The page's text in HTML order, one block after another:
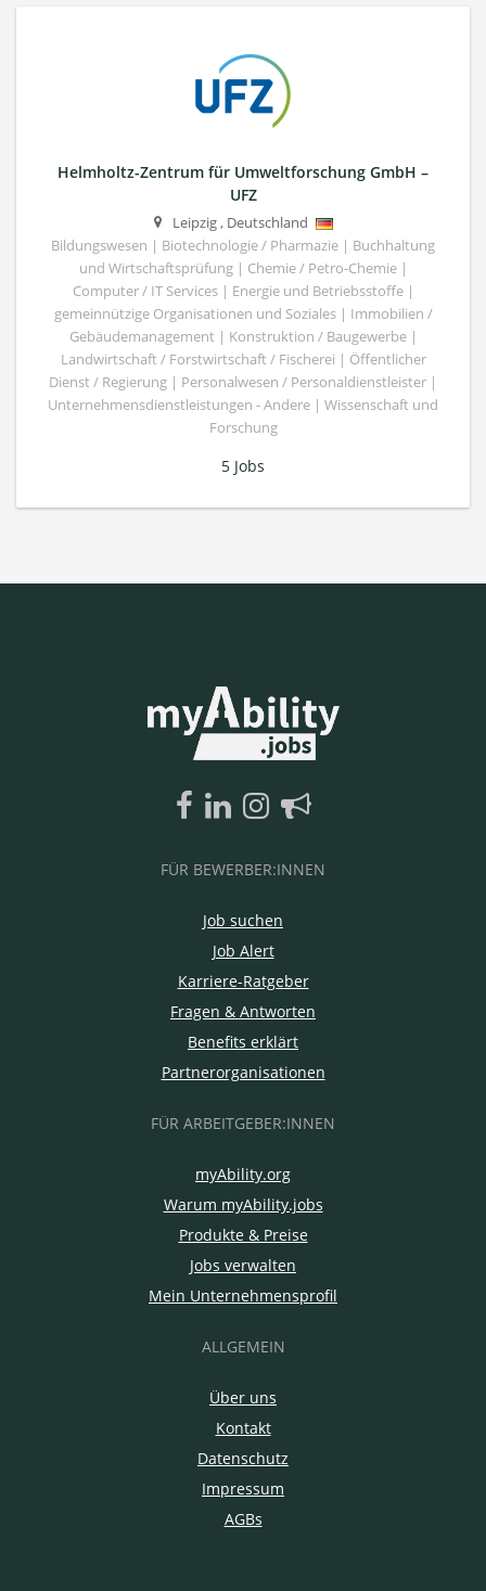
Helmholtz-Zentrum für Umweltforschung GmbH –
UFZ
Leipzig, Deutschland
Bildungswesen | Biotechnologie / Pharmazie | Buchhaltung
und Wirtschaftsprüfung | Chemie / Petro-Chemie |
Computer / IT Services | Energie und Betriebsstoffe |
gemeinnützige Organisationen und Soziales | Immobilien /
Gebäudemanagement | Konstruktion / Baugewerbe |
Landwirtschaft / Forstwirtschaft / Fischerei | Öffentlicher
Dienst / Regierung | Personalwesen / Personaldienstleister |
Unternehmensdienstleistungen - Andere | Wissenschaft und
Forschung
5 Jobs
FÜR BEWERBER:INNEN
Job suchen
Job Alert
Karriere-Ratgeber
Fragen & Antworten
Benefits erklärt
Partnerorganisationen
FÜR ARBEITGEBER:INNEN
myAbility.org
Warum myAbility.jobs
Produkte & Preise
Jobs verwalten
Mein Unternehmensprofil
ALLGEMEIN
Über uns
Kontakt
Datenschutz
Impressum
AGBs